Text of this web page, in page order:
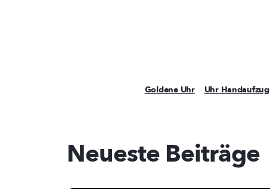
Goldene Uhr Uhr Handaufzug
Neueste Beiträge